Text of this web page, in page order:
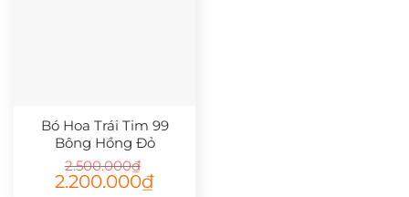
Bó Hoa Trái Tim 99
Bông Hồng Đỏ
2.500.000₫
Giá
gốc
2.200.000₫Giá